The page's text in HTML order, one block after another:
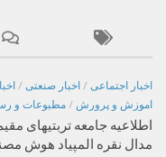
اخبار اجتماعی / اخبار صنعتی /
اموزش و پرورش / مطبوعات و
اطلاعیه جامعه تربتیهای
مدال نقره المپیاد هوش